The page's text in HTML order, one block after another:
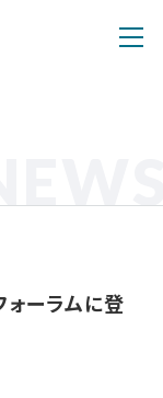
ーラムに登